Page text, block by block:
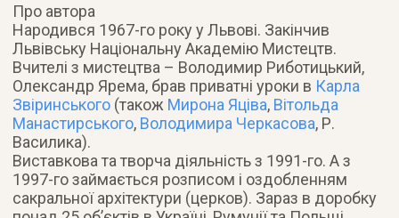
Про автора
Народився 1967-го року у Львові. Закінчив
Львівську Національну Академію Мистецтв.
Вчителі з мистецтва – Володимир Риботицький,
Олександр Ярема, брав приватні уроки в Карла
Звіринського (також Мирона Яціва, Вітольда
Манастирського, Володимира Черкасова, Р.
Василика).
Виставкова та творча діяльність з 1991-го. А з
1997-го займається розписом і оздобленням
сакральної архітектури (церков). Зараз в доробку